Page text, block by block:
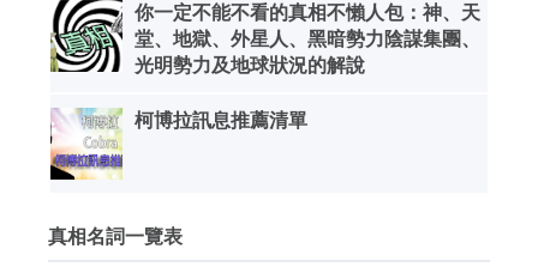
你一定不能不看的真相不懶人包：神、天
堂、地獄、外星人、黑暗勢力陰謀集團、
光明勢力及地球狀況的解說
柯博拉訊息推薦清單
真相名詞一覽表